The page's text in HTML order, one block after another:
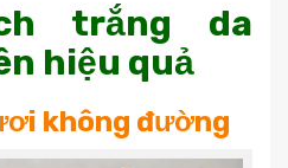
trắng da
hiệu quả
không đường